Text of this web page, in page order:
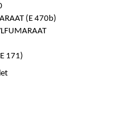
(E 470b)
171)